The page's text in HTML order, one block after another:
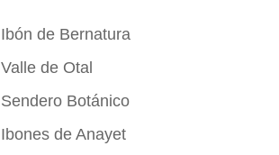
Ibón de Bernatura
Valle de Otal
Sendero Botánico
Ibones de Anayet